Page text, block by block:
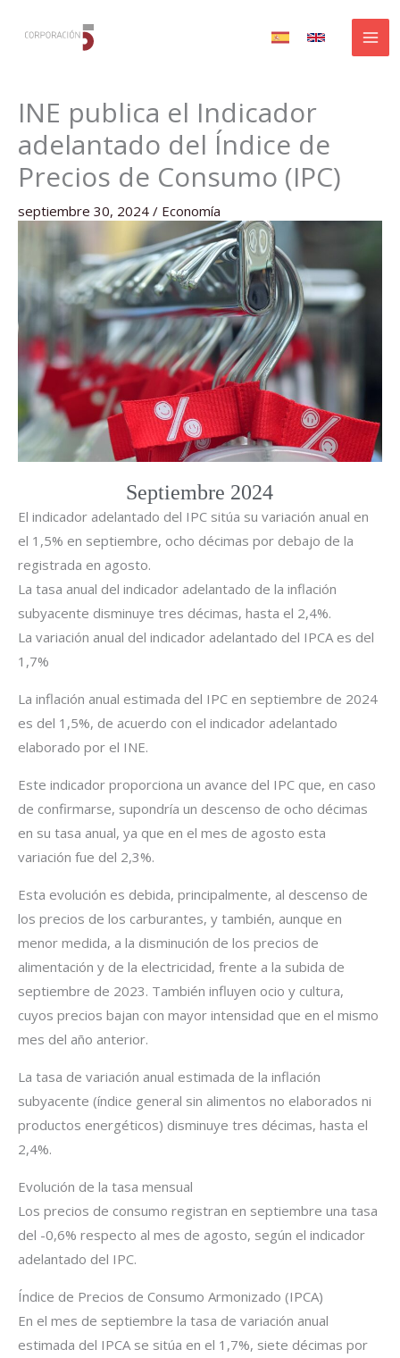
INE publica el Indicador
adelantado del Índice de
Precios de Consumo (IPC)
septiembre 30, 2024 / Economía
Septiembre 2024
El indicador adelantado del IPC sitúa su variación anual en
el 1,5% en septiembre, ocho décimas por debajo de la
registrada en agosto.
La tasa anual del indicador adelantado de la inflación
subyacente disminuye tres décimas, hasta el 2,4%.
La variación anual del indicador adelantado del IPCA es del
1,7%
La inflación anual estimada del IPC en septiembre de 2024
es del 1,5%, de acuerdo con el indicador adelantado
elaborado por el INE.
Este indicador proporciona un avance del IPC que, en caso
de confirmarse, supondría un descenso de ocho décimas
en su tasa anual, ya que en el mes de agosto esta
variación fue del 2,3%.
Esta evolución es debida, principalmente, al descenso de
los precios de los carburantes, y también, aunque en
menor medida, a la disminución de los precios de
alimentación y de la electricidad, frente a la subida de
septiembre de 2023. También influyen ocio y cultura,
cuyos precios bajan con mayor intensidad que en el mismo
mes del año anterior.
La tasa de variación anual estimada de la inflación
subyacente (índice general sin alimentos no elaborados ni
productos energéticos) disminuye tres décimas, hasta el
2,4%.
Evolución de la tasa mensual
Los precios de consumo registran en septiembre una tasa
del -0,6% respecto al mes de agosto, según el indicador
adelantado del IPC.
Índice de Precios de Consumo Armonizado (IPCA)
En el mes de septiembre la tasa de variación anual
estimada del IPCA se sitúa en el 1,7%, siete décimas por